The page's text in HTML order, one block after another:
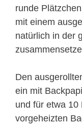
runde
mit einem
natürlich in der
Den
ein mit
und für etwa 10
vorgeheizten